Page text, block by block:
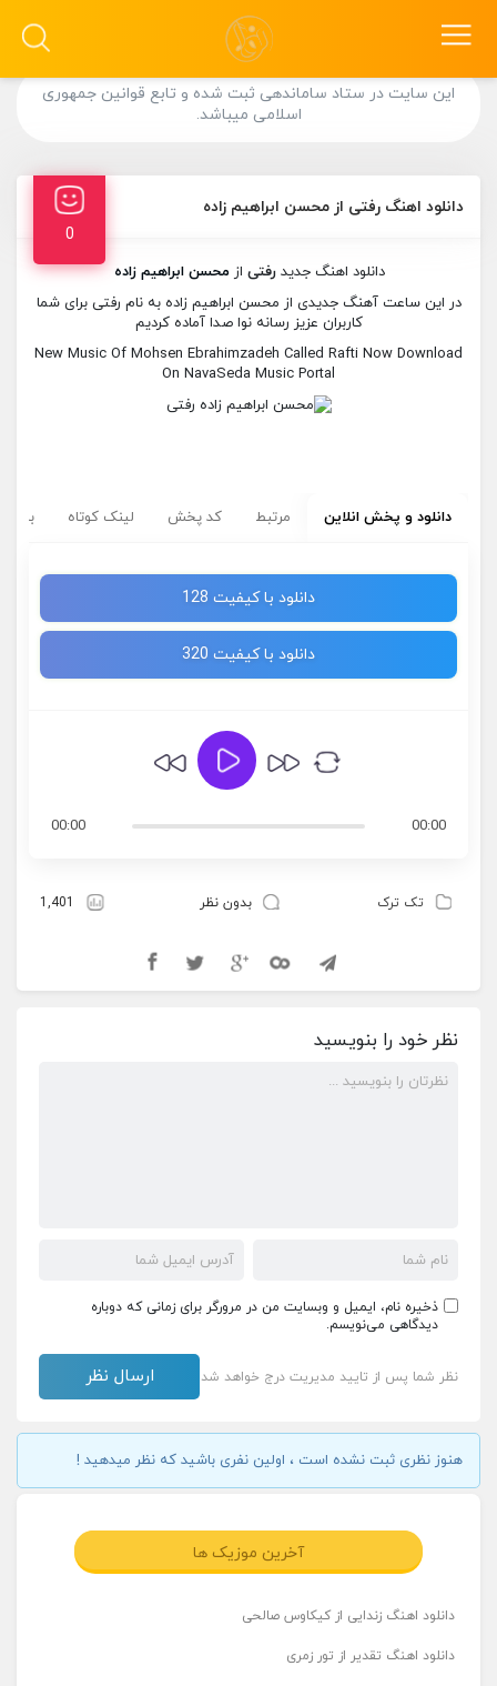
این سایت در ستاد ساماندهی ثبت شده و تابع قوانین جمهوری
اسلامی میباشد.
دانلود اهنگ رفتی از محسن ابراهیم زاده
0
دانلود اهنگ جدید رفتی از محسن ابراهیم زاده
در این ساعت آهنگ جدیدی از محسن ابراهیم زاده به نام رفتی برای شما
کاربران عزیز رسانه نوا صدا آماده کردیم
New Music Of Mohsen Ebrahimzadeh Called Rafti Now Download
On NavaSeda Music Portal
دانلود و پخش انلاین مرتبط کد پخش لینک کوتاه
دانلود با کیفیت 128
دانلود با کیفیت 320
00:00
00:00
تک ترک بدون نظر 1,401
نظر خود را بنویسید
ذخیره نام، ایمیل و وبسایت من در مرورگر برای زمانی که دوباره
دیدگاهی می‌نویسم.
نظر شما پس از تایید مدیریت درج خواهد شد
هنوز نظری ثبت نشده است ، اولین نفری باشید که نظر میدهید !
آخرین موزیک ها
دانلود اهنگ زندایی از کیکاوس صالحی
دانلود اهنگ تقدیر از تور زمری